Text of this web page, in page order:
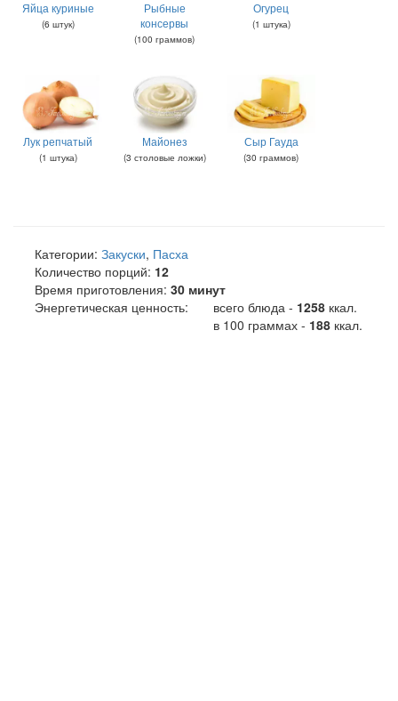
Яйца куриные
(6 штук)
Рыбные
консервы
(100 граммов)
Огурец
(1 штука)
Лук репчатый
(1 штука)
Майонез
(3 столовые ложки)
Сыр Гауда
(30 граммов)
Категории: Закуски, Пасха
Количество порций: 12
Время приготовления: 30 минут
Энергетическая ценность:
всего блюда - 1258 ккал.
в 100 граммах - 188 ккал.